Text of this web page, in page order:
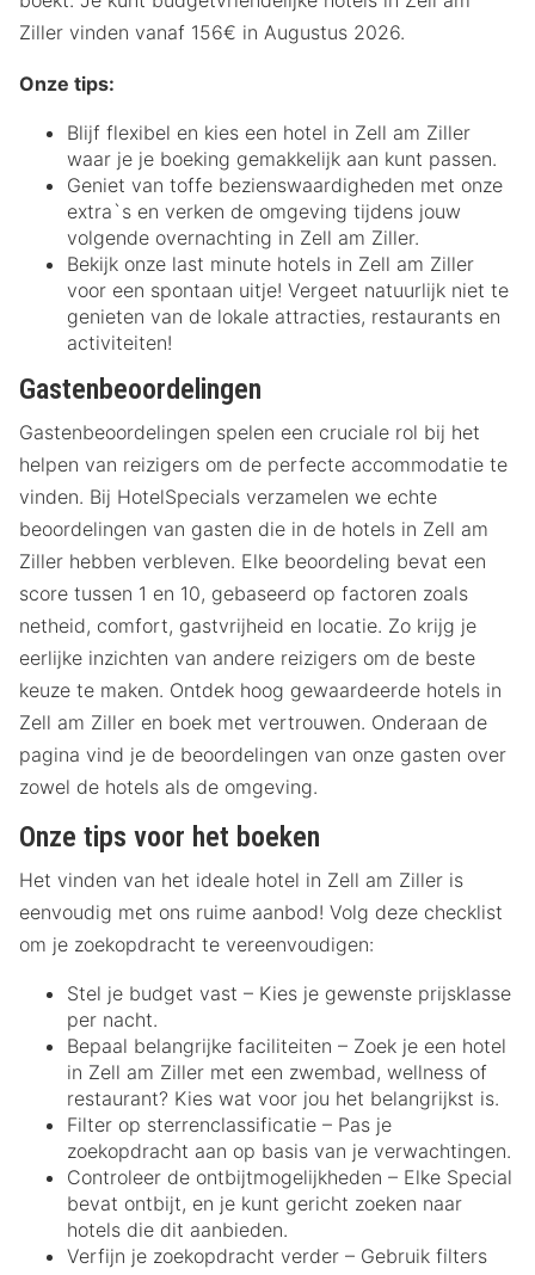
Ziller vinden vanaf 156€ in Augustus 2026.
Onze tips:
Blijf flexibel en kies een hotel in Zell am Ziller
waar je je boeking gemakkelijk aan kunt passen.
Geniet van toffe bezienswaardigheden met onze
extra`s en verken de omgeving tijdens jouw
volgende overnachting in Zell am Ziller.
Bekijk onze last minute hotels in Zell am Ziller
voor een spontaan uitje! Vergeet natuurlijk niet te
genieten van de lokale attracties, restaurants en
activiteiten!
Gastenbeoordelingen
Gastenbeoordelingen spelen een cruciale rol bij het
helpen van reizigers om de perfecte accommodatie te
vinden. Bij HotelSpecials verzamelen we echte
beoordelingen van gasten die in de hotels in Zell am
Ziller hebben verbleven. Elke beoordeling bevat een
score tussen 1 en 10, gebaseerd op factoren zoals
netheid, comfort, gastvrijheid en locatie. Zo krijg je
eerlijke inzichten van andere reizigers om de beste
keuze te maken. Ontdek hoog gewaardeerde hotels in
Zell am Ziller en boek met vertrouwen. Onderaan de
pagina vind je de beoordelingen van onze gasten over
zowel de hotels als de omgeving.
Onze tips voor het boeken
Het vinden van het ideale hotel in Zell am Ziller is
eenvoudig met ons ruime aanbod! Volg deze checklist
om je zoekopdracht te vereenvoudigen:
Stel je budget vast – Kies je gewenste prijsklasse
per nacht.
Bepaal belangrijke faciliteiten – Zoek je een hotel
in Zell am Ziller met een zwembad, wellness of
restaurant? Kies wat voor jou het belangrijkst is.
Filter op sterrenclassificatie – Pas je
zoekopdracht aan op basis van je verwachtingen.
Controleer de ontbijtmogelijkheden – Elke Special
bevat ontbijt, en je kunt gericht zoeken naar
hotels die dit aanbieden.
Verfijn je zoekopdracht verder – Gebruik filters